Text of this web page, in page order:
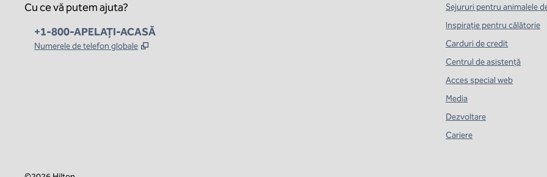
Cu ce vă putem ajuta?
Telefon:
+1-800-APELAȚI-ACASĂ
Numerele de telefon globale ,
Sejururi pentru animalele
Inspirație pentru călătorie
Carduri de credit
Centrul de asistență
Acces special web
Media
Dezvoltare
Cariere